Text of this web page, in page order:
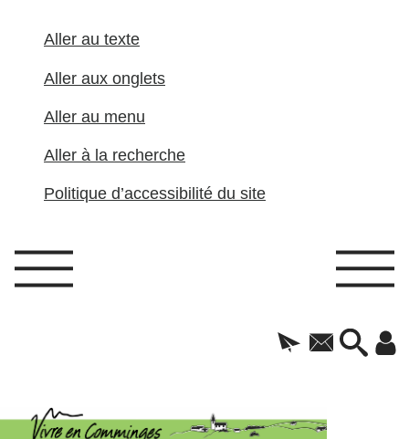
Aller au texte
Aller aux onglets
Aller au menu
Aller à la recherche
Politique d’accessibilité du site